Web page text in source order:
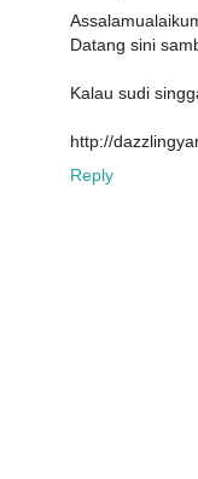
Datang sini
Kalau sudi
http://
Reply